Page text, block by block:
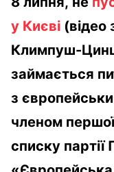
у Києві (відео
Климпуш-
займається
з
членом
списку